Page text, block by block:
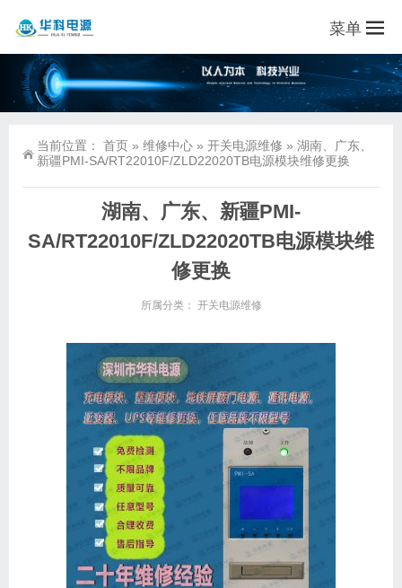
菜单
当前位置： 首页 » 维修中心 » 开关电源维修 » 湖南、广东、
新疆PMI-SA/RT22010F/ZLD22020TB电源模块维修更换
湖南、广东、新疆PMI-
SA/RT22010F/ZLD22020TB电源模块维
修更换
所属分类： 开关电源维修